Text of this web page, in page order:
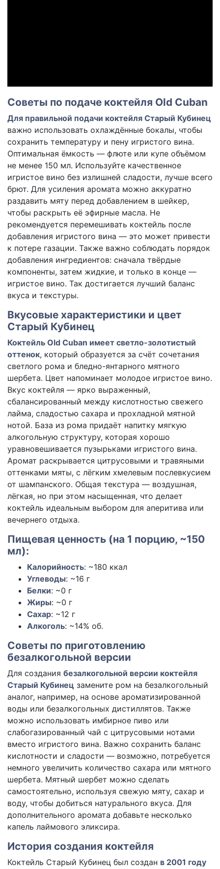
Советы по подаче коктейля Old Cuban
Для правильной подачи коктейля Старый Кубинец
важно использовать охлаждённые бокалы, чтобы
сохранить температуру и пену игристого вина.
Оптимальная ёмкость — флюте или купе объёмом
не менее 150 мл. Используйте качественное
игристое вино без излишней сладости, лучше всего
брют. Для усиления аромата можно аккуратно
раздавить мяту перед добавлением в шейкер,
чтобы раскрыть её эфирные масла. Не
рекомендуется перемешивать коктейль после
добавления игристого вина — это может привести
к потере газации. Также важно соблюдать порядок
добавления ингредиентов: сначала твёрдые
компоненты, затем жидкие, и только в конце —
игристое вино. Так достигается лучший баланс
вкуса и текстуры.
Вкусовые характеристики и цвет
Старый Кубинец
Коктейль Old Cuban имеет светло-золотистый
оттенок, который образуется за счёт сочетания
светлого рома и бледно-янтарного мятного
шербета. Цвет напоминает молодое игристое вино.
Вкус коктейля — ярко выраженный,
сбалансированный между кислотностью свежего
лайма, сладостью сахара и прохладной мятной
нотой. База из рома придаёт напитку мягкую
алкогольную структуру, которая хорошо
уравновешивается пузырьками игристого вина.
Аромат раскрывается цитрусовыми и травяными
оттенками мяты, с лёгким хмелевым послевкусием
от шампанского. Общая текстура — воздушная,
лёгкая, но при этом насыщенная, что делает
коктейль идеальным выбором для аперитива или
вечернего отдыха.
Пищевая ценность (на 1 порцию, ~150
мл):
Калорийность: ~180 ккал
Углеводы: ~16 г
Белки: ~0 г
Жиры: ~0 г
Сахар: ~12 г
Алкоголь: ~14% об.
Советы по приготовлению
безалкогольной версии
Для создания безалкогольной версии коктейля
Старый Кубинец замените ром на безалкогольный
аналог, например, на основе ароматизированной
воды или безалкогольных дистиллятов. Также
можно использовать имбирное пиво или
слабогазированный чай с цитрусовыми нотами
вместо игристого вина. Важно сохранить баланс
кислотности и сладости — возможно, потребуется
немного увеличить количество сахара или мятного
шербета. Мятный шербет можно сделать
самостоятельно, используя свежую мяту, сахар и
воду, чтобы добиться натурального вкуса. Для
дополнительного аромата добавьте несколько
капель лаймового эликсира.
История создания коктейля
Коктейль Старый Кубинец был создан в 2001 году